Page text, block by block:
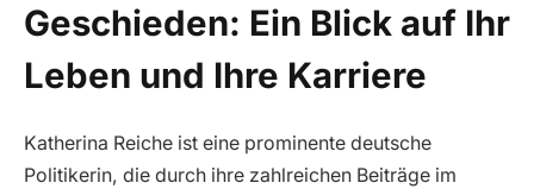
Geschieden: Ein Blick auf Ihr
Leben und Ihre Karriere
Katherina Reiche ist eine prominente deutsche
Politikerin, die durch ihre zahlreichen Beiträge im